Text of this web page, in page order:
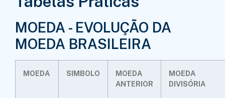
MOEDA - EVOLUÇÃO DA
MOEDA BRASILEIRA
MOEDA SIMBOLO
MOEDA
ANTERIOR
MOEDA
DIVISÓRIA